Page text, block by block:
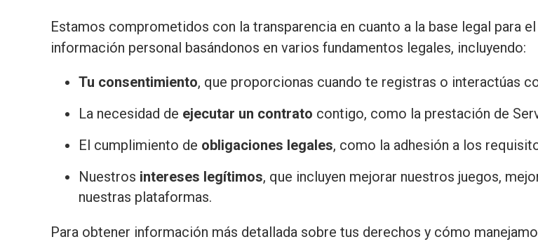
Estamos comprometidos con la transparencia en cuanto a la base legal para
información personal basándonos en varios fundamentos legales, incluyendo:
Tu consentimiento, que proporcionas cuando te registras o interactúas
La necesidad de ejecutar un contrato contigo, como la prestación de
El cumplimiento de obligaciones legales, como la adhesión a los
Nuestros intereses legítimos, que incluyen mejorar nuestros juegos,
nuestras plataformas.
Para obtener información más detallada sobre tus derechos y cómo